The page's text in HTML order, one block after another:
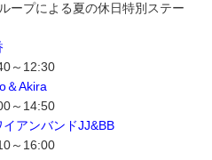
ープによる夏の休日特別ステー
～12:30
＆Akira
～14:50
イアンバンドJJ&BB
～16:00